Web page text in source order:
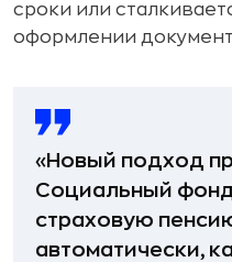
сроки или
оформлении
«Новый подход
Социальный
страховую
автоматически,